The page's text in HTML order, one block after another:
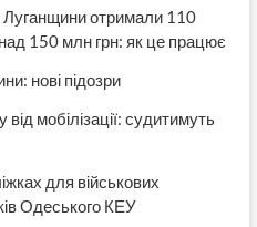
отримали 110
150 млн грн: як це працює
нові підозри
мобілізації: судитимуть
для військових
Одеського КЕУ